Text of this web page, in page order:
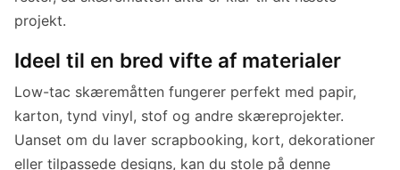
projekt.
Ideel til en bred vifte af materialer
Low-tac skæremåtten fungerer perfekt med papir,
karton, tynd vinyl, stof og andre skæreprojekter.
Uanset om du laver scrapbooking, kort, dekorationer
eller tilpassede designs, kan du stole på denne